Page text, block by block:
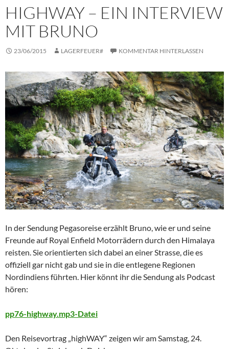
HIGHWAY – EIN INTERVIEW
MIT BRUNO
23/06/2015 LAGERFEUER# KOMMENTAR HINTERLASSEN
In der Sendung Pegasoreise erzählt Bruno, wie er und seine
Freunde auf Royal Enfield Motorrädern durch den Himalaya
reisten. Sie orientierten sich dabei an einer Strasse, die es
offiziell gar nicht gab und sie in die entlegene Regionen
Nordindiens führten. Hier könnt ihr die Sendung als Podcast
hören:
pp76-highway.mp3-Datei
Den Reisevortrag „highWAY“ zeigen wir am Samstag, 24.